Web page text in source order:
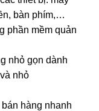
bàn phím,…
phần mềm quản
nhỏ gọn dành
nhỏ
hàng nhanh